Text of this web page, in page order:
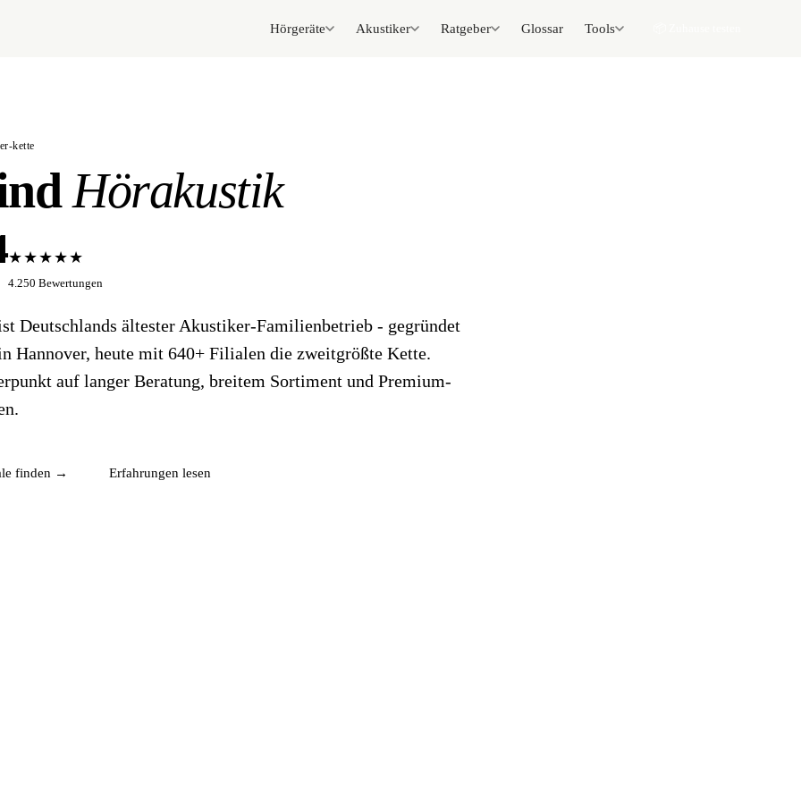
Hörgeräte Akustiker Ratgeber Glossar Tools
kette
Hörakustik
★★★★★
4.250 Bewertungen
Deutschlands ältester Akustiker-Familienbetrieb - gegründet
Hannover, heute mit 640+ Filialen die zweitgrößte Kette.
auf langer Beratung, breitem Sortiment und Premium-
finden → Erfahrungen lesen